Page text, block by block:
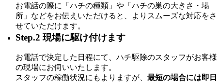
お電話の際に「ハチの種類」や「ハチの巣の大きさ・場
所」などをお伝えいただけると、よりスムーズな対応をさ
せていただけます。
Step.2 現場に駆け付けます
お電話で決定した日程にて、ハチ駆除のスタッフがお客様
の現場にお伺いいたします。
スタッフの稼働状況にもよりますが、 最短の場合には即日